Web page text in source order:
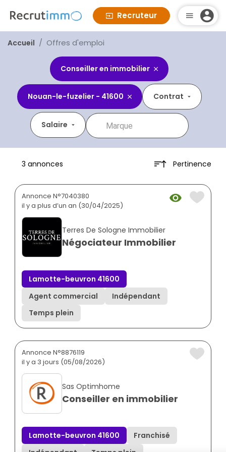
Recruteur
Accueil Offres d'emploi
Conseiller en immobilier
Nouan-le-fuzelier - 41600 Contrat
Salaire
3 annonces Pertinence
Annonce N°7040380
il y a plus d’un an (30/04/2025)
Terres De Sologne Immobilier
Négociateur Immobilier
Lamotte-beuvron 41600
Agent commercial
Indépendant
Temps plein
Annonce N°8876119
il y a 3 jours (05/08/2026)
Sas Optimhome
Conseiller en immobilier
Lamotte-beuvron 41600
Franchisé